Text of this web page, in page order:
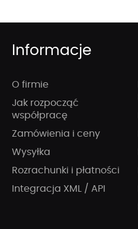
Informacje
O firmie
Jak rozpocząć
współpracę
Zamówienia i ceny
Wysyłka
Rozrachunki i płatności
Integracja XML / API